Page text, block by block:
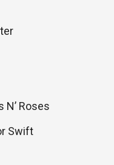
N’ Roses
Swift